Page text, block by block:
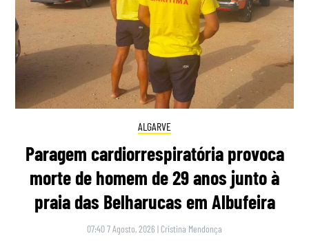
ALGARVE
Paragem cardiorrespiratória provoca
morte de homem de 29 anos junto à
praia das Belharucas em Albufeira
07:40 7 Agosto, 2026 | Cristina Mendonça